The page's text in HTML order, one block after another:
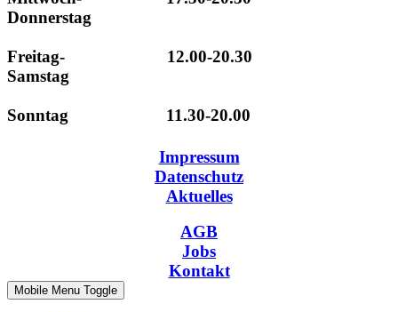
Donnerstag
Freitag- 12.00-20.30
Samstag
Sonntag 11.30-20.00
Impressum
Datenschutz
Aktuelles
AGB
Jobs
Kontakt
Mobile Menu Toggle